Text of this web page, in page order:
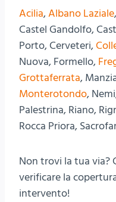
Acilia,Albano Laziale,
Castel Gandolfo,
Porto, Cerveteri,
Nuova, Formello,
Grottaferrata,
Monterotondo,
Palestrina, Riano,
Rocca Priora,
Non trovi la tua via?
verificare la
intervento!